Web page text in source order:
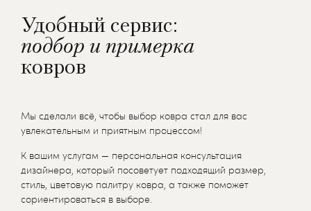
Удобный сервис:
подбор и примерка
ковров
Мы сделали всё, чтобы выбор ковра стал для вас
увлекательным и приятным процессом!
К вашим услугам — персональная консультация
дизайнера, который посоветует подходящий размер,
стиль, цветовую палитру ковра, а также поможет
сориентироваться в выборе.